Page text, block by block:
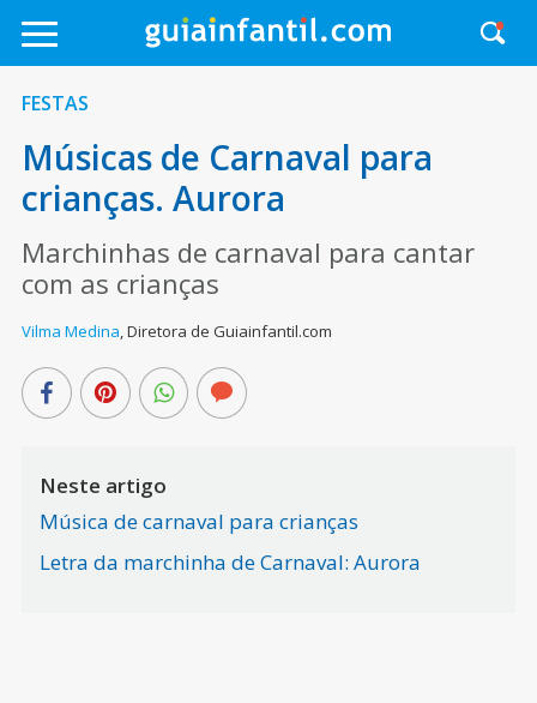
FESTAS
Músicas de Carnaval para
crianças. Aurora
Marchinhas de carnaval para cantar
com as crianças
Vilma Medina,Diretora de Guiainfantil.com
Neste artigo
Música de carnaval para crianças
Letra da marchinha de Carnaval: Aurora